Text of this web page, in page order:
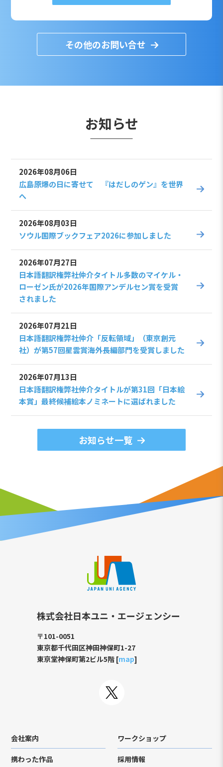
その他のお問い合せ
お知らせ
2026年08月06日
広島原爆の日に寄せて 『はだしのゲン』を世界
へ
2026年08月03日
ソウル国際ブックフェア2026に参加しました
2026年07月27日
日本語翻訳権弊社仲介タイトル多数のマイケル・
ローゼン氏が2026年国際アンデルセン賞を受賞
されました
2026年07月21日
日本語翻訳権弊社仲介「反転領域」（東京創元
社）が第57回星雲賞海外長編部門を受賞しました
2026年07月13日
日本語翻訳権弊社仲介タイトルが第31回「日本絵
本賞」最終候補絵本ノミネートに選ばれました
お知らせ一覧
株式会社日本ユニ・エージェンシー
〒101-0051
東京都千代田区神田神保町1-27
東京堂神保町第2ビル5階 [map]
会社案内 ワークショップ
携わった作品 採用情報